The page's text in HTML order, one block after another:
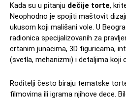
Kada su u pitanju dečije torte,
Neophodno je spojiti maštovit
ukusom koji mališani vole. U
radionica specijalizovanih za
crtanim junacima, 3D figuricama,
(svetla, mehanizmi) i detaljima koji
Roditelji često biraju tematske
filmovima ili igrama njihove dece.